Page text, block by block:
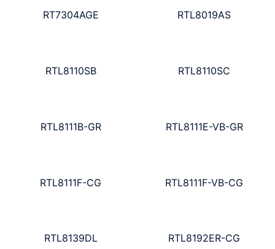
RT7304AGE RTL8019AS
RTL8110SB RTL8110SC
RTL8111B-GR RTL8111E-VB-GR
RTL8111F-CG RTL8111F-VB-CG
RTL8139DL RTL8192ER-CG